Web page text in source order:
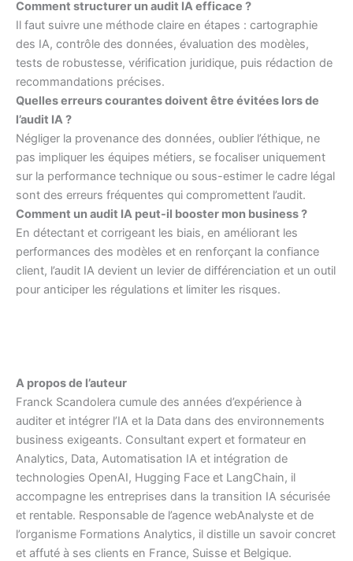
Comment structurer un audit IA efficace ?
Il faut suivre une méthode claire en étapes : cartographie
des IA, contrôle des données, évaluation des modèles,
tests de robustesse, vérification juridique, puis rédaction de
recommandations précises.
Quelles erreurs courantes doivent être évitées lors de
l’audit IA ?
Négliger la provenance des données, oublier l’éthique, ne
pas impliquer les équipes métiers, se focaliser uniquement
sur la performance technique ou sous-estimer le cadre légal
sont des erreurs fréquentes qui compromettent l’audit.
Comment un audit IA peut-il booster mon business ?
En détectant et corrigeant les biais, en améliorant les
performances des modèles et en renforçant la confiance
client, l’audit IA devient un levier de différenciation et un outil
pour anticiper les régulations et limiter les risques.
A propos de l’auteur
Franck Scandolera cumule des années d’expérience à
auditer et intégrer l’IA et la Data dans des environnements
business exigeants. Consultant expert et formateur en
Analytics, Data, Automatisation IA et intégration de
technologies OpenAI, Hugging Face et LangChain, il
accompagne les entreprises dans la transition IA sécurisée
et rentable. Responsable de l’agence webAnalyste et de
l’organisme Formations Analytics, il distille un savoir concret
et affuté à ses clients en France, Suisse et Belgique.